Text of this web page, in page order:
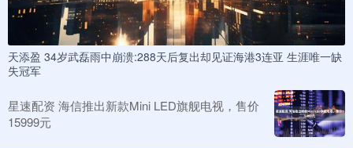
天添盈 34岁武磊雨中崩溃:288天后复出却见证海港3连亚 生涯唯一缺
失冠军
星速配资 海信推出新款Mini LED旗舰电视，售价
15999元